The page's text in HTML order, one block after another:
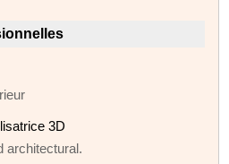
3D
architectural.